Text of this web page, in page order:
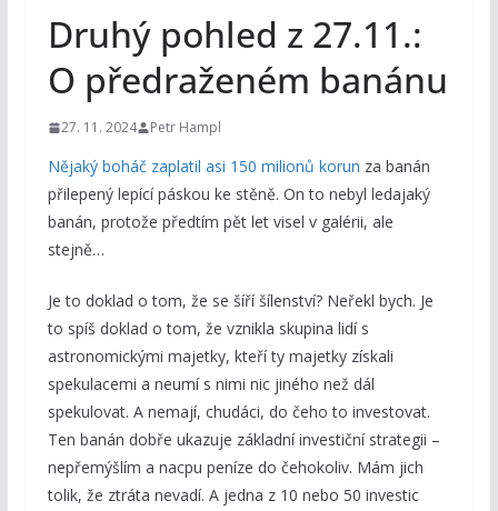
Druhý pohled z 27.11.:
O předraženém banánu
27. 11. 2024 Petr Hampl
Nějaký boháč zaplatil asi 150 milionů korun za banán
přilepený lepící páskou ke stěně. On to nebyl ledajaký
banán, protože předtím pět let visel v galérii, ale
stejně…
Je to doklad o tom, že se šíří šílenství? Neřekl bych. Je
to spíš doklad o tom, že vznikla skupina lidí s
astronomickými majetky, kteří ty majetky získali
spekulacemi a neumí s nimi nic jiného než dál
spekulovat. A nemají, chudáci, do čeho to investovat.
Ten banán dobře ukazuje základní investiční strategii –
nepřemýšlím a nacpu peníze do čehokoliv. Mám jich
tolik, že ztráta nevadí. A jedna z 10 nebo 50 investic